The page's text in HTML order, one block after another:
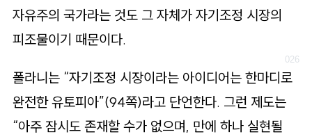
자유주의 국가라는 것도 그 자체가 자기조정 시장의
피조물이기 때문이다.
폴라니는 “자기조정 시장이라는 아이디어는 한마디로
완전한 유토피아”(94쪽)라고 단언한다. 그런 제도는
“아주 잠시도 존재할 수가 없으며, 만에 하나 실현될